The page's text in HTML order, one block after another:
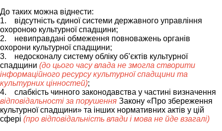
До таких можна віднести:
1. відсутність єдиної системи державного управління
охороною культурної спадщини;
2. невиправдані обмеження повноважень органів
охорони культурної спадщини;
3. недосконалу систему обліку об’єктів культурної
спадщини (до цього часу влада не змогла створити
інформаційного ресурсу культурної спадщини та
культурних цінностей);
4. слабкість чинного законодавства у частині визначення
відповідальності за порушення Закону «Про збереження
культурної спадщини» та інших нормативних актів у цій
сфері (про відповідальність влади і мова не йде взагалі)